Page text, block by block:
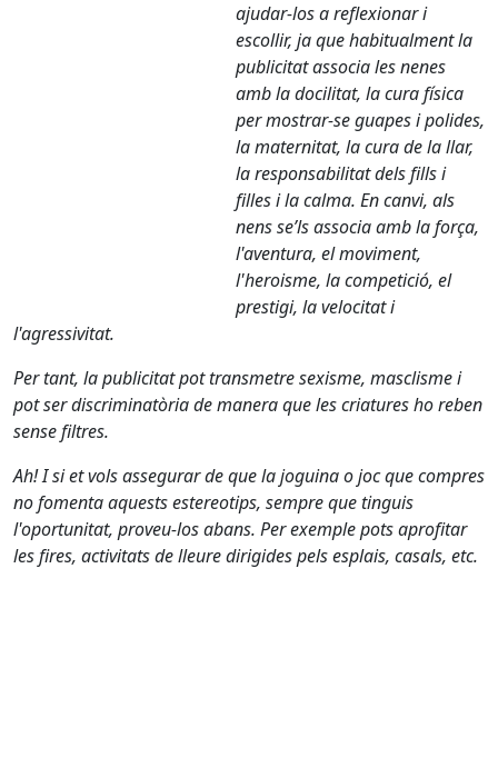
ajudar-los a reflexionar i
escollir, ja que habitualment la
publicitat associa les nenes
amb la docilitat, la cura física
per mostrar-se guapes i polides,
la maternitat, la cura de la llar,
la responsabilitat dels fills i
filles i la calma. En canvi, als
nens se’ls associa amb la força,
l'aventura, el moviment,
l'heroisme, la competició, el
prestigi, la velocitat i
l'agressivitat.
Per tant, la publicitat pot transmetre sexisme, masclisme i
pot ser discriminatòria de manera que les criatures ho reben
sense filtres.
Ah! I si et vols assegurar de que la joguina o joc que compres
no fomenta aquests estereotips, sempre que tinguis
l'oportunitat, proveu-los abans. Per exemple pots aprofitar
les fires, activitats de lleure dirigides pels esplais, casals, etc.